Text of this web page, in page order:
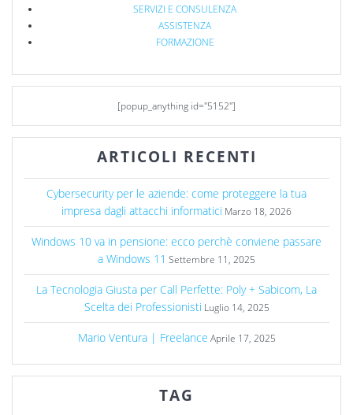
SERVIZI E CONSULENZA
ASSISTENZA
FORMAZIONE
[popup_anything id="5152"]
ARTICOLI RECENTI
Cybersecurity per le aziende: come proteggere la tua
impresa dagli attacchi informatici Marzo 18, 2026
Windows 10 va in pensione: ecco perchè conviene passare
a Windows 11 Settembre 11, 2025
La Tecnologia Giusta per Call Perfette: Poly + Sabicom, La
Scelta dei Professionisti Luglio 14, 2025
Mario Ventura | Freelance Aprile 17, 2025
TAG